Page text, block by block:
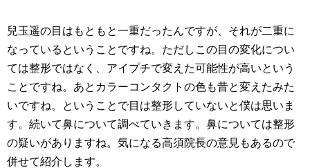
兒玉遥の目はもともと一重だったんですが、それが二重に
なっているということですね。ただしこの目の変化につい
ては整形ではなく、アイプチで変えた可能性が高いという
ことですね。あとカラーコンタクトの色も昔と変えたみた
いですね。ということで目は整形していないと僕は思いま
す。続いて鼻について調べていきます。鼻については整形
の疑いがありますね。気になる高須院長の意見もあるので
併せて紹介します。